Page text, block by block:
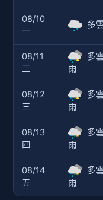
08/10
一
多
08/11
二
多
雨
08/12
三
多
雨
08/13
四
多
雨
08/14
五
多
雨